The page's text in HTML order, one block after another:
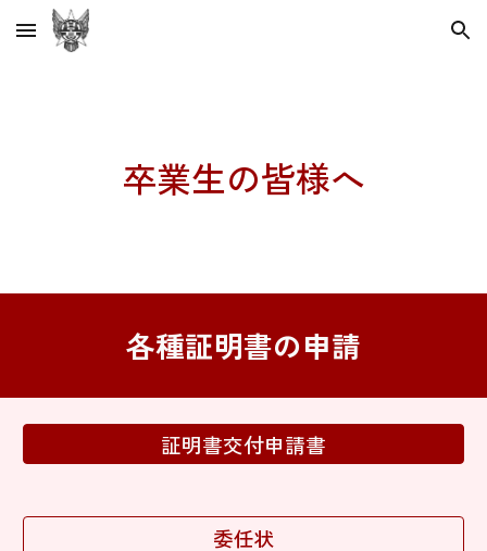
Skip to main content Skip to navigation
卒業生の皆様へ
各種証明書の申請
証明書交付申請書
委任状